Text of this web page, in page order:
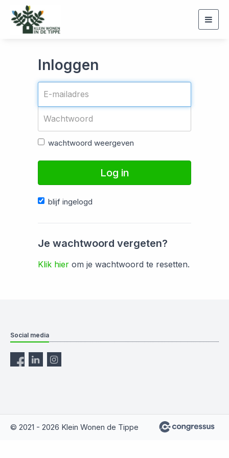
Inloggen
wachtwoord weergeven
Log in
blijf ingelogd
Je wachtwoord vergeten?
Klik hier om je wachtwoord te resetten.
Social media
© 2021 - 2026 Klein Wonen de Tippe